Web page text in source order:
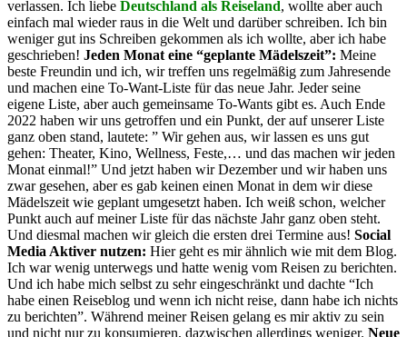
verlassen. Ich liebe Deutschland als Reiseland, wollte aber auch
einfach mal wieder raus in die Welt und darüber schreiben. Ich bin
weniger gut ins Schreiben gekommen als ich wollte, aber ich habe
geschrieben! Jeden Monat eine “geplante Mädelszeit”: Meine
beste Freundin und ich, wir treffen uns regelmäßig zum Jahresende
und machen eine To-Want-Liste für das neue Jahr. Jeder seine
eigene Liste, aber auch gemeinsame To-Wants gibt es. Auch Ende
2022 haben wir uns getroffen und ein Punkt, der auf unserer Liste
ganz oben stand, lautete: ” Wir gehen aus, wir lassen es uns gut
gehen: Theater, Kino, Wellness, Feste,… und das machen wir jeden
Monat einmal!” Und jetzt haben wir Dezember und wir haben uns
zwar gesehen, aber es gab keinen einen Monat in dem wir diese
Mädelszeit wie geplant umgesetzt haben. Ich weiß schon, welcher
Punkt auch auf meiner Liste für das nächste Jahr ganz oben steht.
Und diesmal machen wir gleich die ersten drei Termine aus! Social
Media Aktiver nutzen: Hier geht es mir ähnlich wie mit dem Blog.
Ich war wenig unterwegs und hatte wenig vom Reisen zu berichten.
Und ich habe mich selbst zu sehr eingeschränkt und dachte “Ich
habe einen Reiseblog und wenn ich nicht reise, dann habe ich nichts
zu berichten”. Während meiner Reisen gelang es mir aktiv zu sein
und nicht nur zu konsumieren, dazwischen allerdings weniger. Neue